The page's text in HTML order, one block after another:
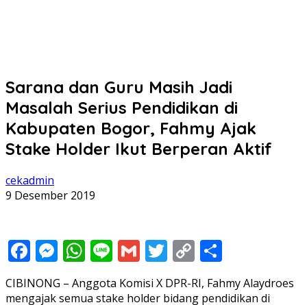
Sarana dan Guru Masih Jadi
Masalah Serius Pendidikan di
Kabupaten Bogor, Fahmy Ajak
Stake Holder Ikut Berperan Aktif
cekadmin
9 Desember 2019
Facebook
Messenger
WhatsApp
LineGmailTwitter
Copy
Link
CIBINONG – Anggota Komisi X DPR-RI, Fahmy Alaydroes
mengajak semua stake holder bidang pendidikan di